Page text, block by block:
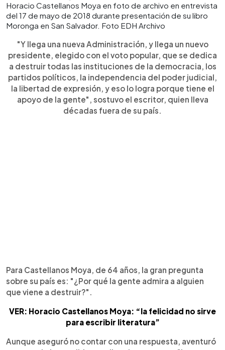
Horacio Castellanos Moya en foto de archivo en entrevista
del 17 de mayo de 2018 durante presentación de su libro
Moronga en San Salvador. Foto EDH Archivo
"Y llega una nueva Administración, y llega un nuevo
presidente, elegido con el voto popular, que se dedica
a destruir todas las instituciones de la democracia, los
partidos políticos, la independencia del poder judicial,
la libertad de expresión, y eso lo logra porque tiene el
apoyo de la gente", sostuvo el escritor, quien lleva
décadas fuera de su país.
Para Castellanos Moya, de 64 años, la gran pregunta
sobre su país es: "¿Por qué la gente admira a alguien
que viene a destruir?".
VER: Horacio Castellanos Moya: “la felicidad no sirve
para escribir literatura”
Aunque aseguró no contar con una respuesta, aventuró